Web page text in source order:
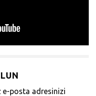
e-posta adresinizi